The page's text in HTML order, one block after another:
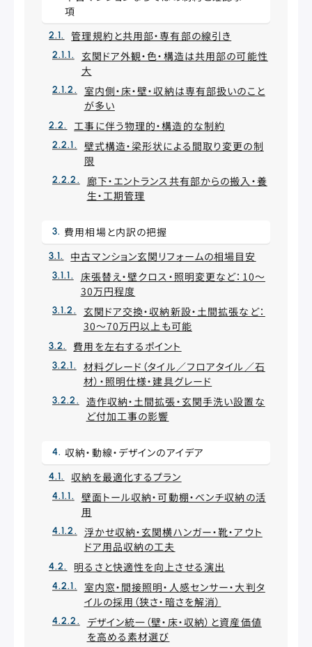
項
管理規約と共用部・専有部の線引き
玄関ドア外観・色・構造は共用部の可能性
大
室内側・床・壁・収納は専有部扱いのこと
が多い
工事に伴う物理的・構造的な制約
壁式構造・梁形状による間取り変更の制
限
廊下・エントランス共有部からの搬入・養
生・工期管理
費用相場と内訳の把握
中古マンション玄関リフォームの相場目安
床張替え・壁クロス・照明変更など：10〜
30万円程度
玄関ドア交換・収納新設・土間拡張など：
30〜70万円以上も可能
費用を左右するポイント
材料グレード（タイル／フロアタイル／石
材）・照明仕様・建具グレード
造作収納・土間拡張・玄関手洗い設置な
ど付加工事の影響
収納・動線・デザインのアイデア
収納を最適化するプラン
壁面トール収納・可動棚・ベンチ収納の活
用
浮かせ収納・玄関横ハンガー・靴・アウト
ドア用品収納の工夫
明るさと快適性を向上させる演出
室内窓・間接照明・人感センサー・大判タ
イルの採用（狭さ・暗さを解消）
デザイン統一（壁・床・収納）と資産価値
を高める素材選び